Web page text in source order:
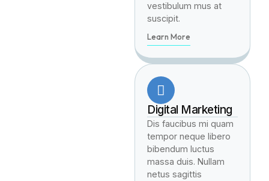
vestibulum mus at
suscipit.
Learn More
Digital Marketing
Dis faucibus mi quam
tempor neque libero
bibendum luctus
massa duis. Nullam
netus sagittis